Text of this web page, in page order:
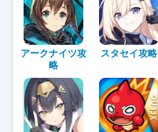
アークナイツ攻
略
スタセイ攻略